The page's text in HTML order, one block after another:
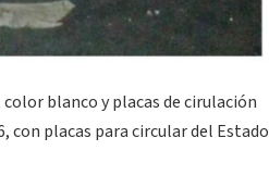
blanco y placas de cirulación
placas para circular del Estado